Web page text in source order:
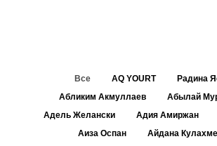
Все AQ YOURT
Радина
Абликим Акмуллаев
Абылай
Адель Желански
Адия Амиржан
Аиза Оспан
Айдана